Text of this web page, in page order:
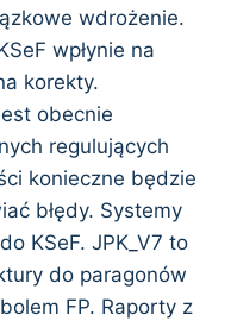
wdrożenie.
wpłynie na
korekty.
obecnie
regulujących
konieczne będzie
błędy. Systemy
KSeF. JPK_V7 to
do paragonów
FP. Raporty z